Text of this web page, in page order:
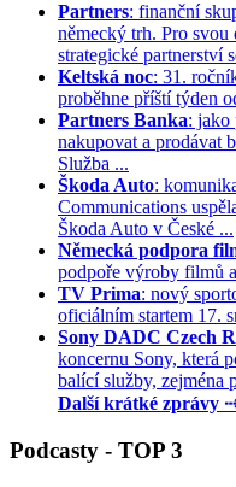
Partners: finanční
německý trh. Pro svou
strategické partnerství
Keltská noc: 31.
proběhne příští týden
Partners Banka: jako
nakupovat a prodávat
Služba ...
Škoda Auto:
Communications
Škoda Auto v České ...
Německá podpora
podpoře výroby filmů
TV Prima: nový
oficiálním startem 17.
Sony DADC Czech
koncernu Sony, která
balící služby, zejména
Další krátké zprávy
Podcasty - TOP 3